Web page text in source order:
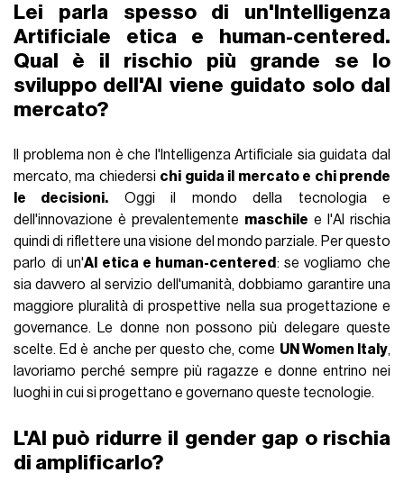
Lei parla spesso di un'Intelligenza
Artificiale etica e human-centered.
Qual è il rischio più grande se lo
sviluppo dell'AI viene guidato solo dal
mercato?
Il problema non è che l'Intelligenza Artificiale sia guidata dal
mercato, ma chiedersi chi guida il mercato e chi prende
le decisioni. Oggi il mondo della tecnologia e
dell'innovazione è prevalentemente maschile e l'AI rischia
quindi di riflettere una visione del mondo parziale. Per questo
parlo di un'AI etica e human-centered : se vogliamo che
sia davvero al servizio dell'umanità, dobbiamo garantire una
maggiore pluralità di prospettive nella sua progettazione e
governance. Le donne non possono più delegare queste
scelte. Ed è anche per questo che, come UN Women Italy,
lavoriamo perché sempre più ragazze e donne entrino nei
luoghi in cui si progettano e governano queste tecnologie.
L'AI può ridurre il gender gap o rischia
di amplificarlo?